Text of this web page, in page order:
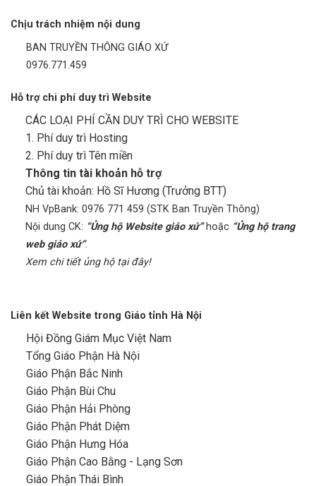
Chịu trách nhiệm nội dung
BAN TRUYỀN THÔNG GIÁO XỨ
0976.771.459
Hỗ trợ chi phí duy trì Website
CÁC LOẠI PHÍ CẦN DUY TRÌ CHO WEBSITE
1. Phí duy trì Hosting
2. Phí duy trì Tên miền
Thông tin tài khoản hỗ trợ
Chủ tài khoản: Hồ Sĩ Hương (Trưởng BTT)
NH VpBank: 0976 771 459 (STK Ban Truyền Thông)
Nội dung CK: “Ủng hộ Website giáo xứ”hoặc “Ủng hộ trang
web giáo xứ“.
Xem chi tiết ủng hộ tại đây!
Liên kết Website trong Giáo tỉnh Hà Nội
Hội Đồng Giám Mục Việt Nam
Tổng Giáo Phận Hà Nội
Giáo Phận Bắc Ninh
Giáo Phận Bùi Chu
Giáo Phận Hải Phòng
Giáo Phận Phát Diệm
Giáo Phận Hưng Hóa
Giáo Phận Cao Bằng - Lạng Sơn
Giáo Phận Thái Bình